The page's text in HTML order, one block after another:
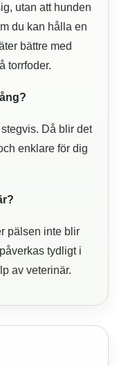
utan att hunden
du kan hålla en
bättre med
torrfoder.
Då blir det
enklare för dig
pälsen inte blir
tydligt i
av veterinär.